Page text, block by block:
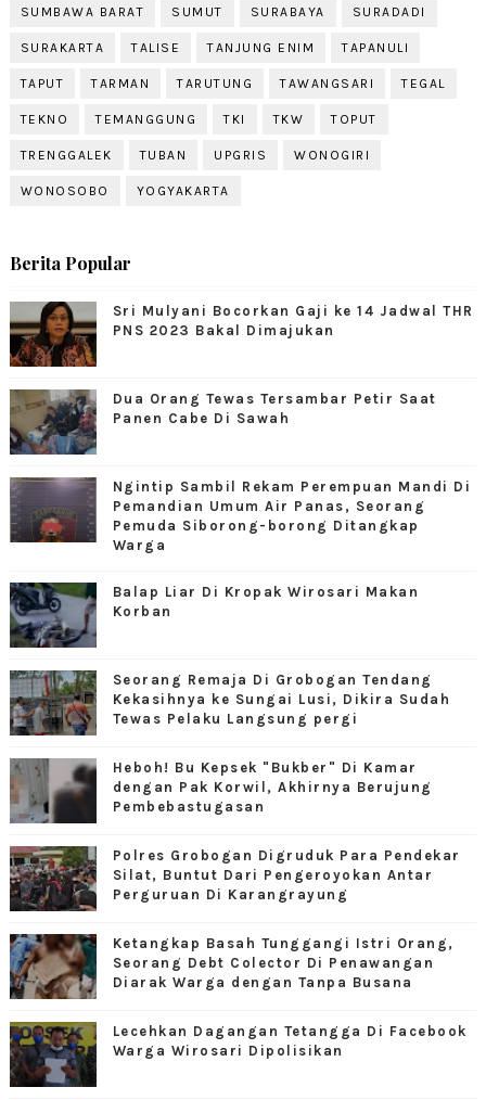
SUMBAWA BARAT SUMUT SURABAYA SURADADI
SURAKARTA TALISE TANJUNG ENIM TAPANULI
TAPUT TARMAN TARUTUNG TAWANGSARI TEGAL
TEKNO TEMANGGUNG TKI TKW TOPUT
TRENGGALEK TUBAN UPGRIS WONOGIRI
WONOSOBO YOGYAKARTA
Berita Popular
Sri Mulyani Bocorkan Gaji ke 14 Jadwal THR
PNS 2023 Bakal Dimajukan
Dua Orang Tewas Tersambar Petir Saat
Panen Cabe Di Sawah
Ngintip Sambil Rekam Perempuan Mandi Di
Pemandian Umum Air Panas, Seorang
Pemuda Siborong-borong Ditangkap
Warga
Balap Liar Di Kropak Wirosari Makan
Korban
Seorang Remaja Di Grobogan Tendang
Kekasihnya ke Sungai Lusi, Dikira Sudah
Tewas Pelaku Langsung pergi
Heboh! Bu Kepsek "Bukber" Di Kamar
dengan Pak Korwil, Akhirnya Berujung
Pembebastugasan
Polres Grobogan Digruduk Para Pendekar
Silat, Buntut Dari Pengeroyokan Antar
Perguruan Di Karangrayung
Ketangkap Basah Tunggangi Istri Orang,
Seorang Debt Colector Di Penawangan
Diarak Warga dengan Tanpa Busana
Lecehkan Dagangan Tetangga Di Facebook
Warga Wirosari Dipolisikan